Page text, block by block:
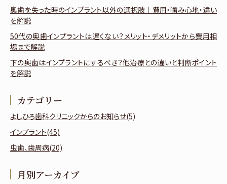
奥歯を失った時のインプラント以外の選択肢｜費用・噛み心地・違い
を解説
50代の奥歯インプラントは遅くない？メリット・デメリットから費用相
場まで解説
下の奥歯はインプラントにするべき？他治療との違いと判断ポイント
を解説
カテゴリー
よしひろ歯科クリニックからのお知らせ(5)
インプラント(45)
虫歯、歯周病(20)
月別アーカイブ